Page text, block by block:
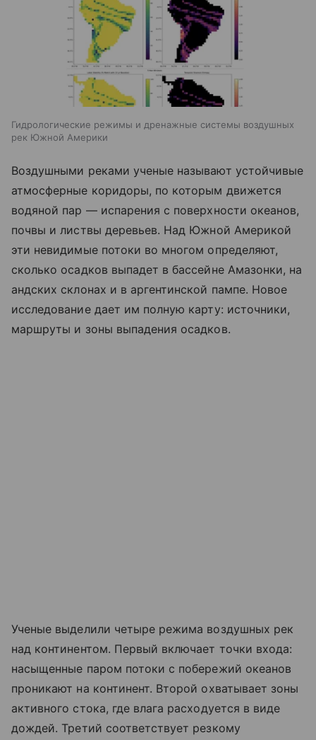
Гидрологические режимы и дренажные системы воздушных
рек Южной Америки
Воздушными реками ученые называют устойчивые
атмосферные коридоры, по которым движется
водяной пар — испарения с поверхности океанов,
почвы и листвы деревьев. Над Южной Америкой
эти невидимые потоки во многом определяют,
сколько осадков выпадет в бассейне Амазонки, на
андских склонах и в аргентинской пампе. Новое
исследование дает им полную карту: источники,
маршруты и зоны выпадения осадков.
Ученые выделили четыре режима воздушных рек
над континентом. Первый включает точки входа:
насыщенные паром потоки с побережий океанов
проникают на континент. Второй охватывает зоны
активного стока, где влага расходуется в виде
дождей. Третий соответствует резкому